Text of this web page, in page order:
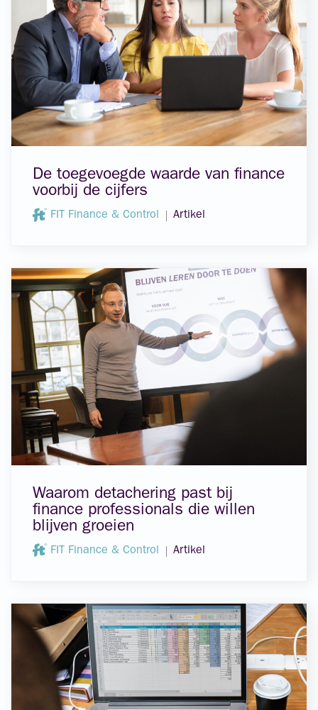
De toegevoegde waarde van finance
voorbij de cijfers
FIT Finance & Control Artikel
Waarom detachering past bij
finance professionals die willen
blijven groeien
FIT Finance & Control Artikel